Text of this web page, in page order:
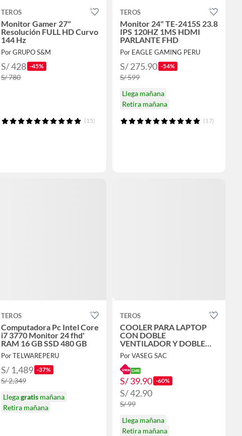
TEROS
Monitor Gamer 27"
Resolución FULL HD Curvo
144 Hz
Por GRUPO S&M
S/ 428 -45%
S/ 780
(15)
TEROS
Monitor 24" TE-2415S 23.8
IPS 120HZ 1MS HDMI
PARLANTE FHD
Por EAGLE GAMING PERU
S/ 275.90 -54%
S/ 599
Llega mañana
Retira mañana
(17)
TEROS
Computadora Pc Intel Core
i7 3770 Monitor 24 fhd'
RAM 16 GB SSD 480 GB
Por TELWAREPERU
S/ 1,489 -37%
S/ 2,349
Llegagratismañana
Retira mañana
TEROS
COOLER PARA LAPTOP
CON DOBLE
VENTILADOR Y DOBLE
PUERTO USB
Por VASEG SAC
S/ 39.90 -60%
S/ 42.90
S/ 99
Llega mañana
Retira mañana